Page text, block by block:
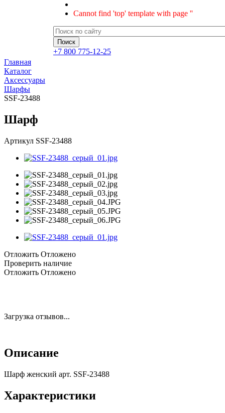
Cannot find 'top' template with page ''
+7 800 775-12-25
Главная
Каталог
Аксессуары
Шарфы
SSF-23488
Шарф
Артикул SSF-23488
Отложить Отложено
Проверить наличие
Отложить Отложено
Загрузка отзывов...
Описание
Шарф женский арт. SSF-23488
Характеристики